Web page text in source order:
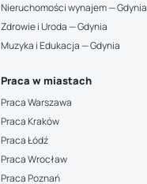
Nieruchomości wynajem — Gdynia
Zdrowie i Uroda — Gdynia
Muzyka i Edukacja — Gdynia
Praca w miastach
Praca Warszawa
Praca Kraków
Praca Łódź
Praca Wrocław
Praca Poznań